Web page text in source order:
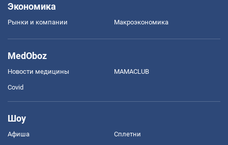
Экономика
Рынки и компании Mакроэкономика
MedOboz
Новости медицины MAMACLUB
Covid
Шоу
Афиша Сплетни